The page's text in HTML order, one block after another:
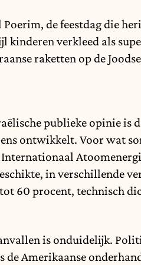
de feestdag die
kinderen verkleed als
raketten op de
publieke opinie is
ontwikkelt. Voor wat
in verschillende
60 procent, technisch
is onduidelijk.
de Amerikaanse